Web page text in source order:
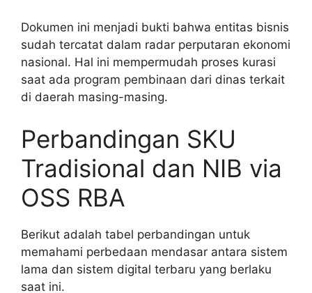
Dokumen ini menjadi bukti bahwa entitas bisnis
sudah tercatat dalam radar perputaran ekonomi
nasional. Hal ini mempermudah proses kurasi
saat ada program pembinaan dari dinas terkait
di daerah masing-masing.
Perbandingan SKU
Tradisional dan NIB via
OSS RBA
Berikut adalah tabel perbandingan untuk
memahami perbedaan mendasar antara sistem
lama dan sistem digital terbaru yang berlaku
saat ini.